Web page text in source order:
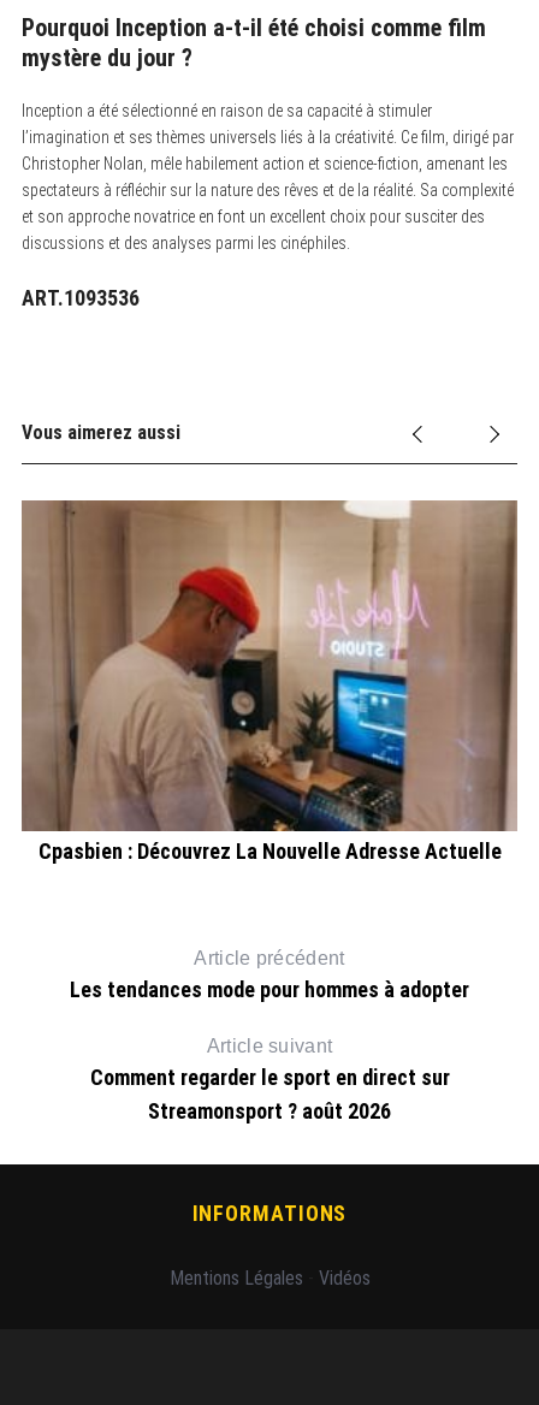
Pourquoi Inception a-t-il été choisi comme film
mystère du jour ?
Inception a été sélectionné en raison de sa capacité à stimuler
l’imagination et ses thèmes universels liés à la créativité. Ce film, dirigé par
Christopher Nolan, mêle habilement action et science-fiction, amenant les
spectateurs à réfléchir sur la nature des rêves et de la réalité. Sa complexité
et son approche novatrice en font un excellent choix pour susciter des
discussions et des analyses parmi les cinéphiles.
ART.1093536
Vous aimerez aussi
Cpasbien : Découvrez La Nouvelle Adresse Actuelle
Article précédent
Les tendances mode pour hommes à adopter
Article suivant
Comment regarder le sport en direct sur
Streamonsport ? août 2026
INFORMATIONS
Mentions Légales Vidéos